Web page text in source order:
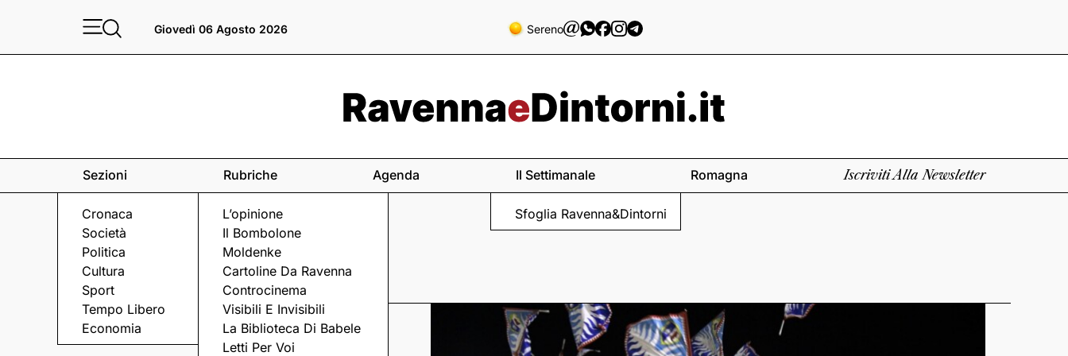
Giovedì 06 Agosto 2026 Sereno
Sezioni
Cronaca
Società
Politica
Cultura
Sport
Tempo Libero
Economia
Rubriche
L’opinione
Il Bombolone
Moldenke
Cartoline Da Ravenna
Controcinema
Visibili E Invisibili
La Biblioteca Di Babele
Letti Per Voi
Agenda Il Settimanale
Sfoglia Ravenna&Dintorni
Romagna Iscriviti Alla Newsletter
TRADIZIONI